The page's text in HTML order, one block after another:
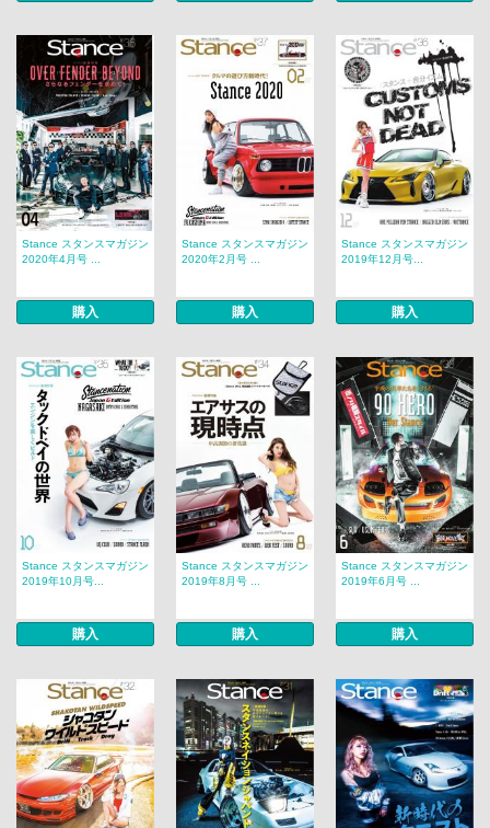
Stance スタンスマガジン
2020年4月号 ...
購入
Stance スタンスマガジン
2020年2月号 ...
購入
Stance スタンスマガジン
2019年12月号...
購入
Stance スタンスマガジン
2019年10月号...
購入
Stance スタンスマガジン
2019年8月号 ...
購入
Stance スタンスマガジン
2019年6月号 ...
購入